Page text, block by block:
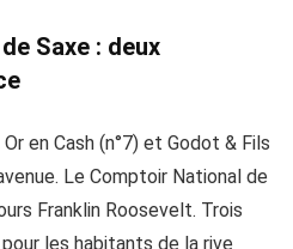
Saxe : deux
en Cash (n°7) et Godot & Fils
Le Comptoir National de
Franklin Roosevelt. Trois
les habitants de la rive